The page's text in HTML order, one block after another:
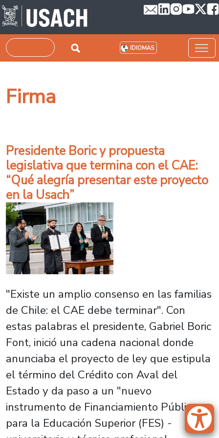
Pasar al contenido principal
Buscar IDIOMAS
Firma
Presidente Boric y propuesta
legislativa que termina con el CAE:
“Qué alegría presentar este proyecto
en la Usach”
"Existe un amplio consenso en las familias
de Chile: el CAE debe terminar". Con
estas palabras el presidente, Gabriel Boric
Font, inició una cadena nacional donde
anunciaba el proyecto de ley que estipula
el término del Crédito con Aval del
Estado y da paso a un "nuevo
instrumento de Financiamiento Público
para la Educación Superior (FES) -